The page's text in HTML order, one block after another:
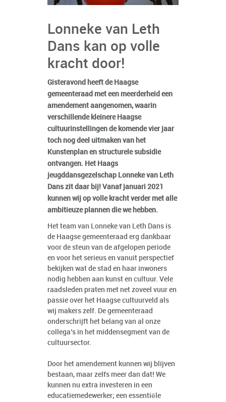
Lonneke van Leth
Dans kan op volle
kracht door!
Gisteravond heeft de Haagse
gemeenteraad met een meerderheid een
amendement aangenomen, waarin
verschillende kleinere Haagse
cultuurinstellingen de komende vier jaar
toch nog deel uitmaken van het
Kunstenplan en structurele subsidie
ontvangen. Het Haags
jeugddansgezelschap Lonneke van Leth
Dans zit daar bij! Vanaf januari 2021
kunnen wij op volle kracht verder met alle
ambitieuze plannen die we hebben.
Het team van Lonneke van Leth Dans is
de Haagse gemeenteraad erg dankbaar
voor de steun van de afgelopen periode
en voor het serieus en vanuit perspectief
bekijken wat de stad en haar inwoners
nodig hebben aan kunst en cultuur. Vele
raadsleden praten met net zoveel vuur en
passie over het Haagse cultuurveld als
wij makers zelf. De gemeenteraad
onderschrijft het belang van al onze
collega’s in het middensegment van de
cultuursector.
Door het amendement kunnen wij blijven
bestaan, maar zelfs meer dan dat! We
kunnen nu extra investeren in een
educatiemedewerker; een essentiële